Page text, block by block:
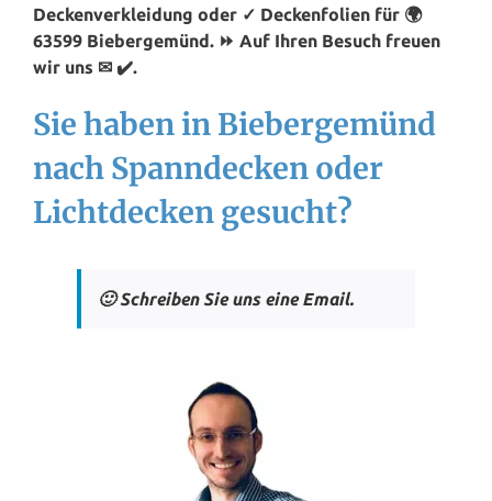
Deckenverkleidung oder ✓ Deckenfolien für 🌍
63599 Biebergemünd. ⏩ Auf Ihren Besuch freuen
wir uns ✉ ✔️.
Sie haben in Biebergemünd
nach Spanndecken oder
Lichtdecken gesucht?
🙂 Schreiben Sie uns eine Email.